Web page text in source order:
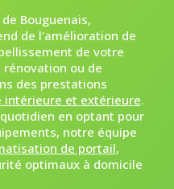
Bouguenais,
de l'amélioration de
de votre
ou de
des prestations
et extérieure.
en optant pour
notre équipe
de portail,
optimaux à domicile